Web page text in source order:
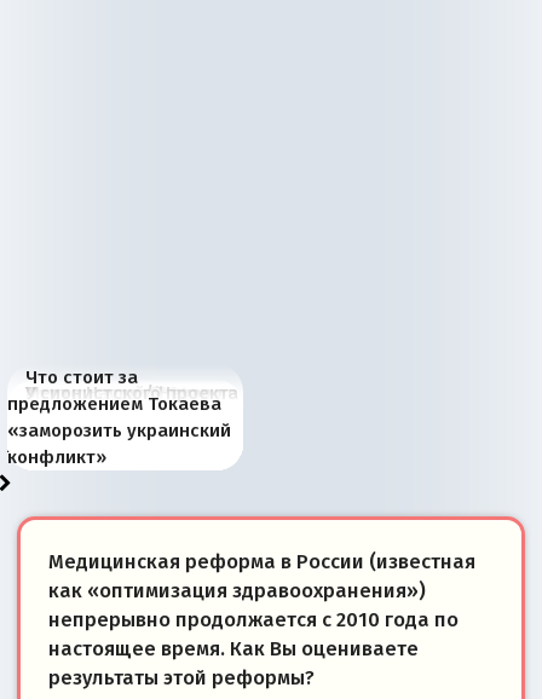
В России назрели
перемены: 15 шагов к
суверенной экономике
Миграционный пожар
Европы
Россия начинает
сбрасывать балласт
Анкориджа
Россия зимой 1904
года: первые уступки во
внутренней политике
Русская нация вчера и
сегодня
Почему правый крах в
Варшаве не поможет её
отношениям с Россией?
Место Науру / Науэро в
современной истории
Южной Осетии
У сионистского проекта
появилось украинское
измерение
Что стоит за
предложением Токаева
«заморозить украинский
конфликт»
Медицинская реформа в России (известная
как «оптимизация здравоохранения»)
непрерывно продолжается с 2010 года по
настоящее время. Как Вы оцениваете
результаты этой реформы?